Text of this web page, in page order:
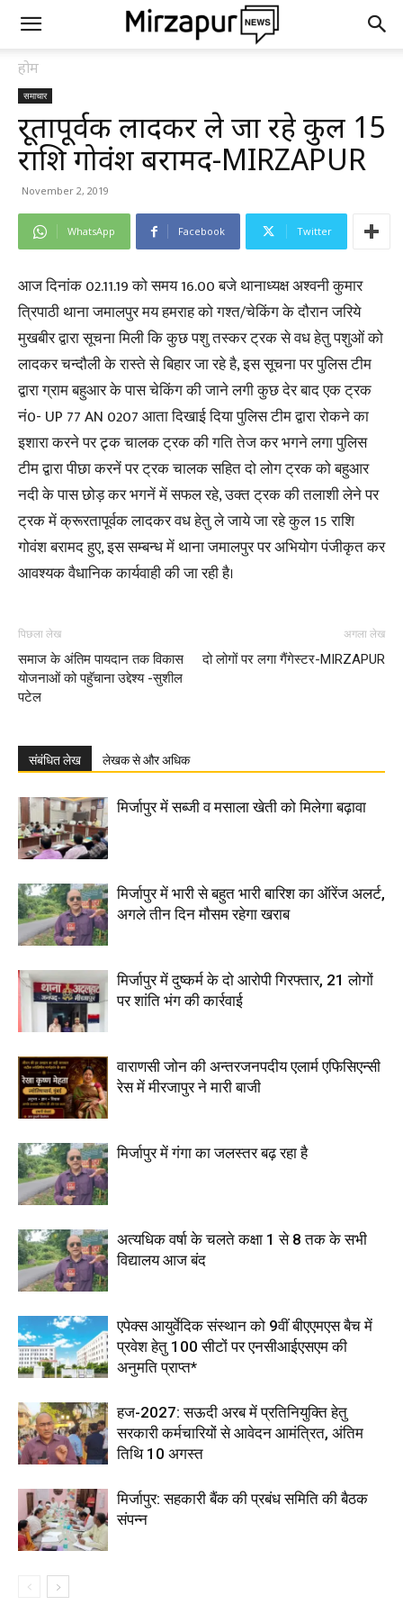
होम
समाचार
क्रूरतापूर्वक लादकर ले जा रहे कुल 15
राशि गोवंश बरामद-MIRZAPUR
November 2, 2019
WhatsApp Facebook Twitter
आज दिनांक 02.11.19 को समय 16.00 बजे थानाध्यक्ष अश्वनी कुमार
त्रिपाठी थाना जमालपुर मय हमराह को गश्त/चेकिंग के दौरान जरिये
मुखबीर द्वारा सूचना मिली कि कुछ पशु तस्कर ट्रक से वध हेतु पशुओं को
लादकर चन्दौली के रास्ते से बिहार जा रहे है, इस सूचना पर पुलिस टीम
द्वारा ग्राम बहुआर के पास चेकिंग की जाने लगी कुछ देर बाद एक ट्रक
नं0- UP 77 AN 0207 आता दिखाई दिया पुलिस टीम द्वारा रोकने का
इशारा करने पर ट्र्क चालक ट्रक की गति तेज कर भगने लगा पुलिस
टीम द्वारा पीछा करनें पर ट्रक चालक सहित दो लोग ट्रक को बहुआर
नदी के पास छोड़ कर भगनें में सफल रहे, उक्त ट्रक की तलाशी लेने पर
ट्रक में क्रूरतापूर्वक लादकर वध हेतु ले जाये जा रहे कुल 15 राशि
गोवंश बरामद हुए, इस सम्बन्ध में थाना जमालपुर पर अभियोग पंजीकृत कर
आवश्यक वैधानिक कार्यवाही की जा रही है।
पिछला लेख
समाज के अंतिम पायदान तक विकास
योजनाओं को पहुॅचाना उद्देश्य -सुशील
पटेल
अगला लेख
दो लोगों पर लगा गैंगेस्टर-MIRZAPUR
संबंधित लेख लेखक से और अधिक
मिर्जापुर में सब्जी व मसाला खेती को मिलेगा बढ़ावा
मिर्जापुर में भारी से बहुत भारी बारिश का ऑरेंज अलर्ट,
अगले तीन दिन मौसम रहेगा खराब
मिर्जापुर में दुष्कर्म के दो आरोपी गिरफ्तार, 21 लोगों
पर शांति भंग की कार्रवाई
वाराणसी जोन की अन्तरजनपदीय एलार्म एफिसिएन्सी
रेस में मीरजापुर ने मारी बाजी
मिर्जापुर में गंगा का जलस्तर बढ़ रहा है
अत्यधिक वर्षा के चलते कक्षा 1 से 8 तक के सभी
विद्यालय आज बंद
एपेक्स आयुर्वेदिक संस्थान को 9वीं बीएएमएस बैच में
प्रवेश हेतु 100 सीटों पर एनसीआईएसएम की
अनुमति प्राप्त*
हज-2027: सऊदी अरब में प्रतिनियुक्ति हेतु
सरकारी कर्मचारियों से आवेदन आमंत्रित, अंतिम
तिथि 10 अगस्त
मिर्जापुर: सहकारी बैंक की प्रबंध समिति की बैठक
संपन्न